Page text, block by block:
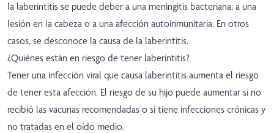
la laberintitis se puede deber a una meningitis bacteriana, a una
lesión en la cabeza o a una afección autoinmunitaria. En otros
casos, se desconoce la causa de la laberintitis.
¿Quiénes están en riesgo de tener laberintitis?
Tener una infección viral que causa laberintitis aumenta el riesgo
de tener esta afección. El riesgo de su hijo puede aumentar si no
recibió las vacunas recomendadas o si tiene infecciones crónicas y
no tratadas en el oído medio.